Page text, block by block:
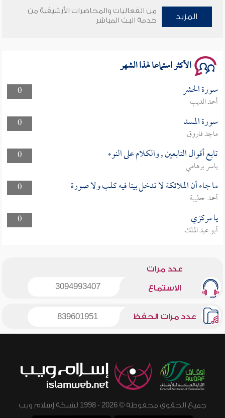
وأمنهم من خوف 9
المزيد
من الفعاليات والمحاضرات الأرشيفية من
خدمة البث المباشر
الأكثر استماعا لهذا الشهر
0 سورة الحشر
أحمد الديب
0
سورة المسد
ماجد فاروق
0
تابع أقوال التابعين , والكلام على النوء
ياسر برهامي
0
ما جاء أن الملائكة لا تدخل بيتا فيه كلب ولا صورة
أحمد حطيبة
0
يا مركزي
أبو عبد الملك
عدد مرات
الاستماع 3094993407
عدد مرات الحفظ 839601951
جميع الحقوق محفوظة © 2026 - 1998 لشبكة إسلام ويب